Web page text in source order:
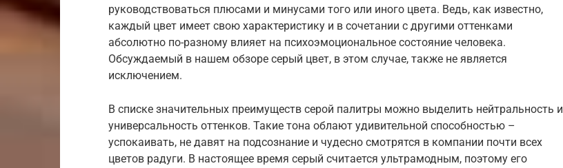
руководствоваться плюсами и минусами того или иного цвета. Ведь, как известно,
каждый цвет имеет свою характеристику и в сочетании с другими оттенками
абсолютно по-разному влияет на психоэмоциональное состояние человека.
Обсуждаемый в нашем обзоре серый цвет, в этом случае, также не является
исключением.
В списке значительных преимуществ серой палитры можно выделить нейтральность и
универсальность оттенков. Такие тона облают удивительной способностью –
успокаивать, не давят на подсознание и чудесно смотрятся в компании почти всех
цветов радуги. В настоящее время серый считается ультрамодным, поэтому его